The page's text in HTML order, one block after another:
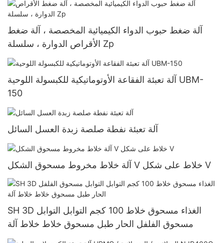
آلة ضغط حبوب الدواء الكيميائية المخصصة ، آلة ضغط
الأقراص الدوارة ، سلسلة Zp
آلة تعبئة الفقاعة الأوتوماتيكية للكبسولة اللوحية UBM-
150
آلة تعبئة نفطة صلصة زبدة العسل السائل
آلة خلاط مخروط مسحوق الشكل V خلاط على شكل V
SH 3D الغذاء مسحوق خلاط 100 كجم التوابل التوابل
مسحوق الفلفل الحار طبل مسحوق خلاط خلاط آلة